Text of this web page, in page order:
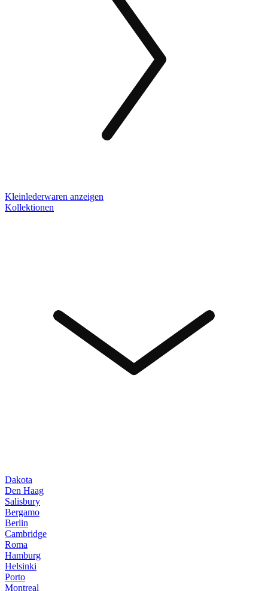
Kleinlederwaren anzeigen
Kollektionen
Dakota
Den Haag
Salisbury
Bergamo
Berlin
Cambridge
Roma
Hamburg
Helsinki
Porto
Montreal